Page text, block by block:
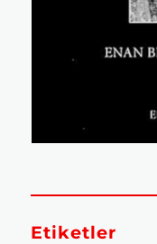
Etiketler